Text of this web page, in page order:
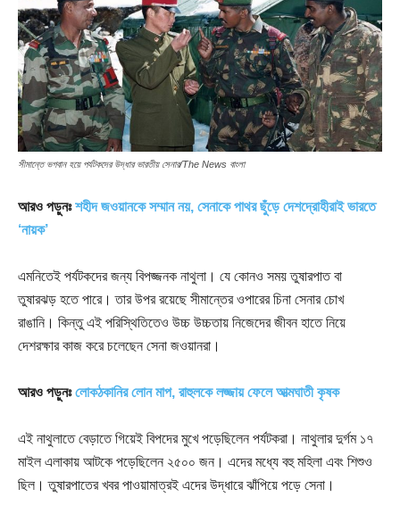
সীমান্তে ভগবান হয়ে পর্যটকদের উদ্ধার ভারতীয় সেনার/The News বাংলা
আরও পড়ুনঃশহীদ জওয়ানকে সম্মান নয়, সেনাকে পাথর ছুঁড়ে দেশদ্রোহীরাই ভারতে
‘নায়ক’
এমনিতেই পর্যটকদের জন্য বিপজ্জনক নাথুলা। যে কোনও সময় তুষারপাত বা
তুষারঝড় হতে পারে। তার উপর রয়েছে সীমান্তের ওপারের চিনা সেনার চোখ
রাঙানি। কিন্তু এই পরিস্থিতিতেও উচ্চ উচ্চতায় নিজেদের জীবন হাতে নিয়ে
দেশরক্ষার কাজ করে চলেছেন সেনা জওয়ানরা।
আরও পড়ুনঃলোকঠকানির লোন মাপ, রাহুলকে লজ্জায় ফেলে আত্মঘাতী কৃষক
এই নাথুলাতে বেড়াতে গিয়েই বিপদের মুখে পড়েছিলেন পর্যটকরা। নাথুলার দুর্গম ১৭
মাইল এলাকায় আটকে পড়েছিলেন ২৫০০ জন। এদের মধ্যে বহু মহিলা এবং শিশুও
ছিল। তুষারপাতের খবর পাওয়ামাত্রই এদের উদ্ধারে ঝাঁপিয়ে পড়ে সেনা।